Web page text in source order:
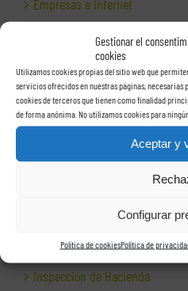
Gestionar el
cookies
Utilizamos cookies propias del sitio web que
servicios ofrecidos en nuestras páginas, necesarias
cookies de terceros que tienen como finalidad
de forma anónima. No utilizamos cookies para
Aceptar y
Configurar
Política de cookiesPolítica de
Empresas e Internet
Facturas
Grupos de sociedades
Herramientas para empresas
Impagos
Inspección de Hacienda